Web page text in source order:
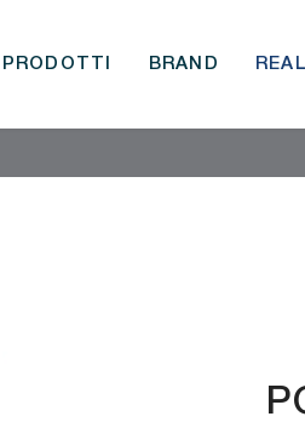
PRODOTTI BRAND